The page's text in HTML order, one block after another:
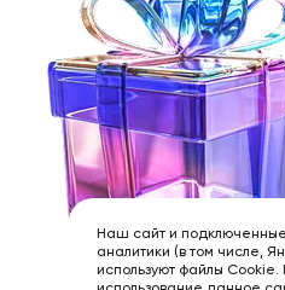
Наш сайт и
аналитики (в том числе,
используют файлы